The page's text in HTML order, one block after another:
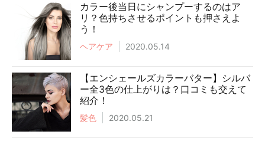
カラー後当日にシャンプーするのはア
リ？色持ちさせるポイントも押さえよ
う！
ヘアケア 2020.05.14
【エンシェールズカラーバター】シルバ
ー全3色の仕上がりは？口コミも交えて
紹介！
髪色 2020.05.21